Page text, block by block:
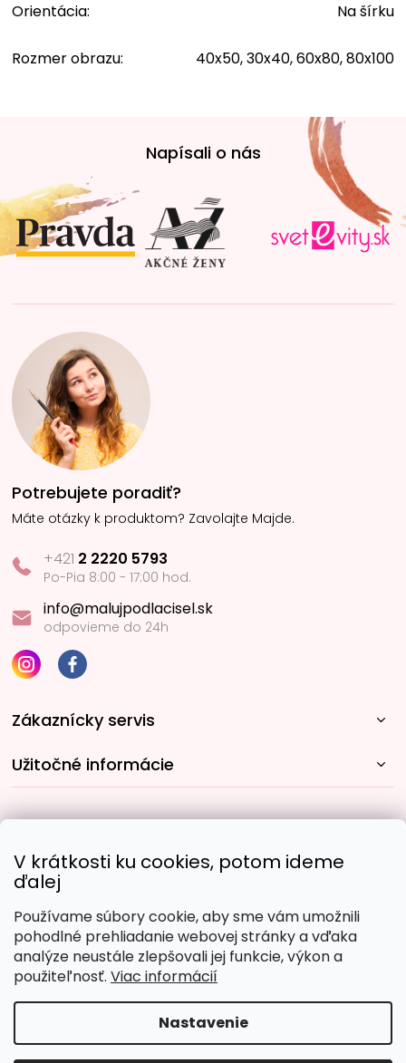
V krátkosti ku cookies, potom ideme
ďalej
Používame súbory cookie, aby sme vám umožnili
pohodlné prehliadanie webovej stránky a vďaka
analýze neustále zlepšovali jej funkcie, výkon a
použiteľnosť. Viac informácií
Nastavenie
Orientácia: Na šírku
Rozmer obrazu: 40x50, 30x40, 60x80, 80x100
t
i
e
Napísali o nás
Potrebujete poradiť?
Máte otázky k produktom? Zavolajte Majde.
+421 2 2220 5793
Po-Pia 8:00 - 17:00 hod.
info@malujpodlacisel.sk
odpovieme do 24h
Zákaznícky servis
Užitočné informácie
Obľúbené spôsoby platby:
Copyright 2026Malujpodlacisel.sk. Všetky práva